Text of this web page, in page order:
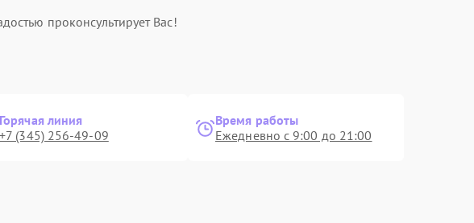
проконсультирует Вас!
Горячая линия
+7 (345) 256-49-09
Время работы
Ежедневно с 9:00 до 21:00